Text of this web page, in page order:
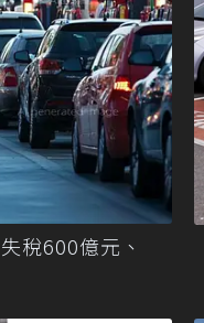
稅600億元、